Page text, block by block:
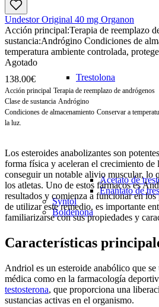
Trestolona
Acetato de
Enantato de
Syntol
Boldenona
Undestor Original 40 mg Organon
Acción principal:Terapia de reemplazo
sustancia:Andrógino Condiciones de
temperatura ambiente controlada,
Agotado
138.00€
Acción principal Terapia de reemplazo de andrógenos
Clase de sustancia Andrógino
Condiciones de almacenamiento Conservar a
la luz.
Los esteroides anabolizantes son
forma física y aceleran el crecimiento de
conseguir un notable alivio muscular, lo
los atletas. Uno de estos fármacos es
resultados y comienza a funcionar en
de utilizar este remedio, es importante
familiarizarse con sus propiedades y
Características
Andriol es un esteroide anabólico que
médica como en la farmacología
testosterona, que proporciona una
sustancias activas en el organismo.